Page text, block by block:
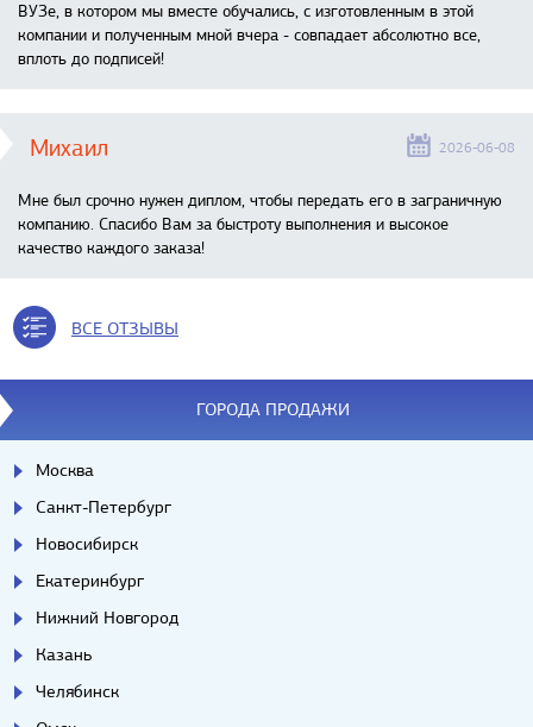
ВУЗе, в котором мы вместе обучались, с изготовленным в этой
компании и полученным мной вчера - совпадает абсолютно все,
вплоть до подписей!
Михаил 2026-06-08
Мне был срочно нужен диплом, чтобы передать его в заграничную
компанию. Спасибо Вам за быстроту выполнения и высокое
качество каждого заказа!
ВСЕ ОТЗЫВЫ
ГОРОДА ПРОДАЖИ
Москва
Санкт-Петербург
Новосибирск
Екатеринбург
Нижний Новгород
Казань
Челябинск